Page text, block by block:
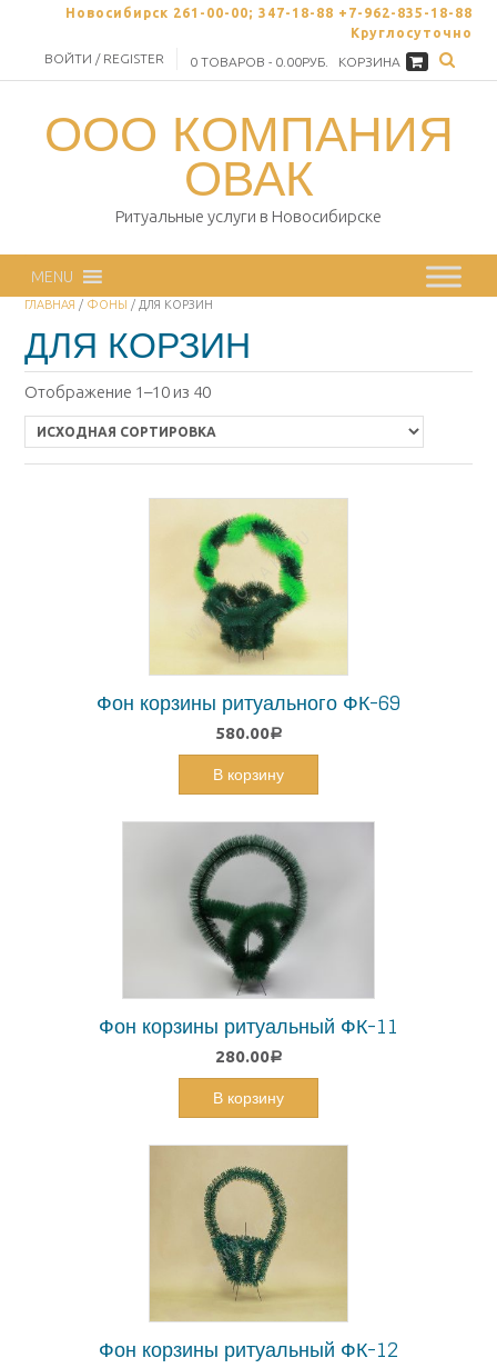
content
Новосибирск 261-00-00; 347-18-88 +7-962-835-18-88
Круглосуточно
ВОЙТИ / REGISTER
0 ТОВАРОВ - 0.00РУБ. КОРЗИНА
ООО КОМПАНИЯ
ОВАК
Ритуальные услуги в Новосибирске
MENU
ГЛАВНАЯ / ФОНЫ / ДЛЯ КОРЗИН
ДЛЯ КОРЗИН
Отображение 1–10 из 40
Фон корзины ритуального ФК-69
580.00Р
В корзину
Фон корзины ритуальный ФК-11
280.00Р
В корзину
Фон корзины ритуальный ФК-12